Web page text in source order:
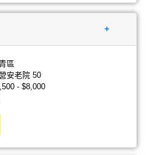
+
區
安老院 50
- $8,000